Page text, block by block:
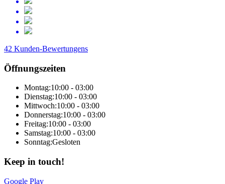
42 Kunden-Bewertungens
Öffnungszeiten
Montag:10:00 - 03:00
Dienstag:10:00 - 03:00
Mittwoch:10:00 - 03:00
Donnerstag:10:00 - 03:00
Freitag:10:00 - 03:00
Samstag:10:00 - 03:00
Sonntag:Gesloten
Keep in touch!
Google Play